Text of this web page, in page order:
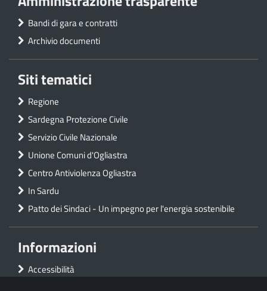
Bandi di gara e contratti
Archivio documenti
Siti tematici
Regione
Sardegna Protezione Civile
Servizio Civile Nazionale
Unione Comuni d'Ogliastra
Centro Antiviolenza Ogliastra
In Sardu
Patto dei Sindaci - Un impegno per l'energia sostenibile
Informazioni
Accessibilità